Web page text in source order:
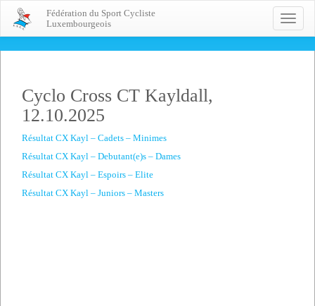
Toggle
Fédération du Sport Cycliste
Luxembourgeois
Cyclo Cross CT Kayldall,
12.10.2025
Résultat CX Kayl – Cadets – Minimes
Résultat CX Kayl – Debutant(e)s – Dames
Résultat CX Kayl – Espoirs – Elite
Résultat CX Kayl – Juniors – Masters